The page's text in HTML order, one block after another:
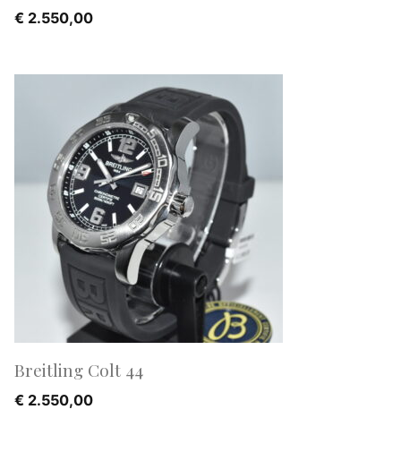
€ 2.550,00
Breitling Colt 44
€ 2.550,00